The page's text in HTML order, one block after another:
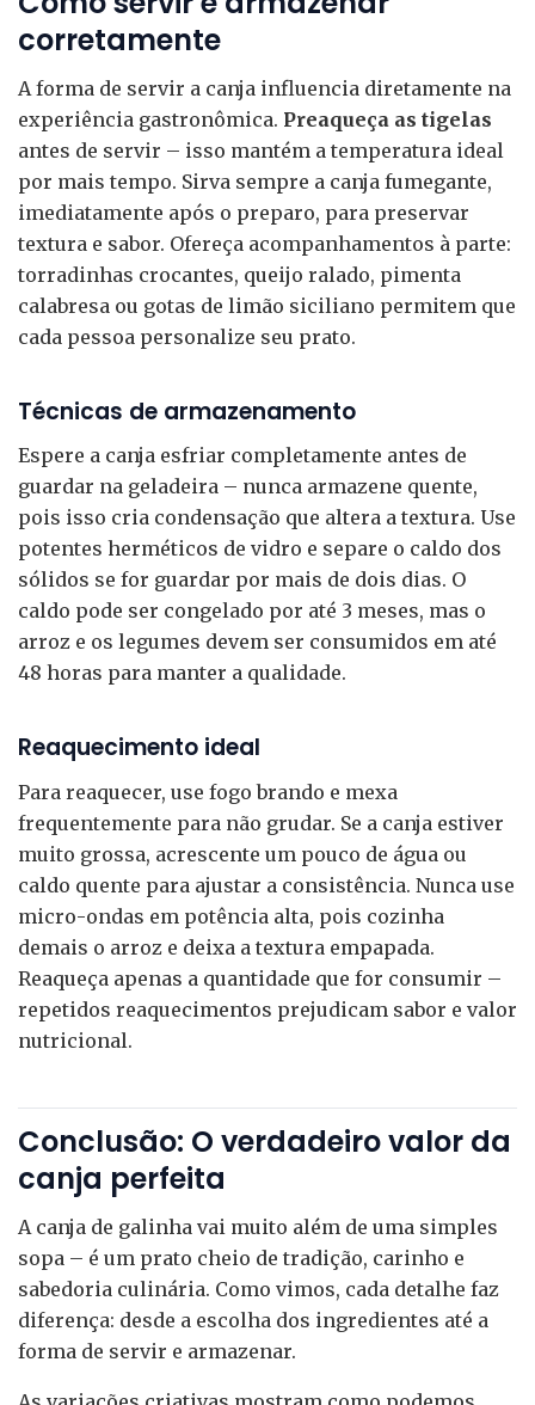
corretamente
A forma de servir a canja influencia diretamente na
experiência gastronômica. Preaqueça as tigelas
antes de servir – isso mantém a temperatura ideal
por mais tempo. Sirva sempre a canja fumegante,
imediatamente após o preparo, para preservar
textura e sabor. Ofereça acompanhamentos à parte:
torradinhas crocantes, queijo ralado, pimenta
calabresa ou gotas de limão siciliano permitem que
cada pessoa personalize seu prato.
Técnicas de armazenamento
Espere a canja esfriar completamente antes de
guardar na geladeira – nunca armazene quente,
pois isso cria condensação que altera a textura. Use
potentes herméticos de vidro e separe o caldo dos
sólidos se for guardar por mais de dois dias. O
caldo pode ser congelado por até 3 meses, mas o
arroz e os legumes devem ser consumidos em até
48 horas para manter a qualidade.
Reaquecimento ideal
Para reaquecer, use fogo brando e mexa
frequentemente para não grudar. Se a canja estiver
muito grossa, acrescente um pouco de água ou
caldo quente para ajustar a consistência. Nunca use
micro-ondas em potência alta, pois cozinha
demais o arroz e deixa a textura empapada.
Reaqueça apenas a quantidade que for consumir –
repetidos reaquecimentos prejudicam sabor e valor
nutricional.
Conclusão: O verdadeiro valor da
canja perfeita
A canja de galinha vai muito além de uma simples
sopa – é um prato cheio de tradição, carinho e
sabedoria culinária. Como vimos, cada detalhe faz
diferença: desde a escolha dos ingredientes até a
forma de servir e armazenar.